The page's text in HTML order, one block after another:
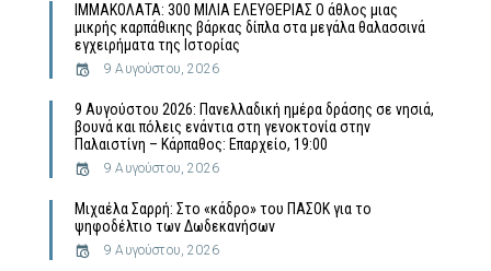
ΙΜΜΑΚΟΛΑΤΑ: 300 ΜΙΛΙΑ ΕΛΕΥΘΕΡΙΑΣ Ο άθλος μιας
μικρής καρπάθικης βάρκας δίπλα στα μεγάλα θαλασσινά
εγχειρήματα της Ιστορίας
9 Αυγούστου, 2026
9 Αυγούστου 2026: Πανελλαδική ημέρα δράσης σε νησιά,
βουνά και πόλεις ενάντια στη γενοκτονία στην
Παλαιστίνη – Κάρπαθος: Επαρχείο, 19:00
9 Αυγούστου, 2026
Μιχαέλα Σαρρή: Στο «κάδρο» του ΠΑΣΟΚ για το
ψηφοδέλτιο των Δωδεκανήσων
9 Αυγούστου, 2026